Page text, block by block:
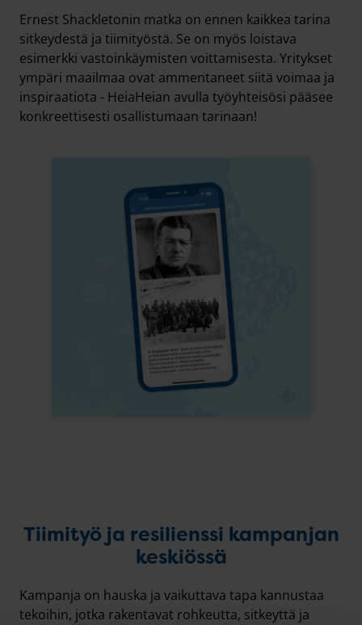
Ernest Shackletonin matka on ennen kaikkea tarina
sitkeydestä ja tiimityöstä. Se on myös loistava
esimerkki vastoinkäymisten voittamisesta. Yritykset
ympäri maailmaa ovat ammentaneet siitä voimaa ja
inspiraatiota - HeiaHeian avulla työyhteisösi pääsee
konkreettisesti osallistumaan tarinaan!
Tiimityö ja resilienssi kampanjan
keskiössä
Kampanja on hauska ja vaikuttava tapa kannustaa
tekoihin, jotka rakentavat rohkeutta, sitkeyttä ja